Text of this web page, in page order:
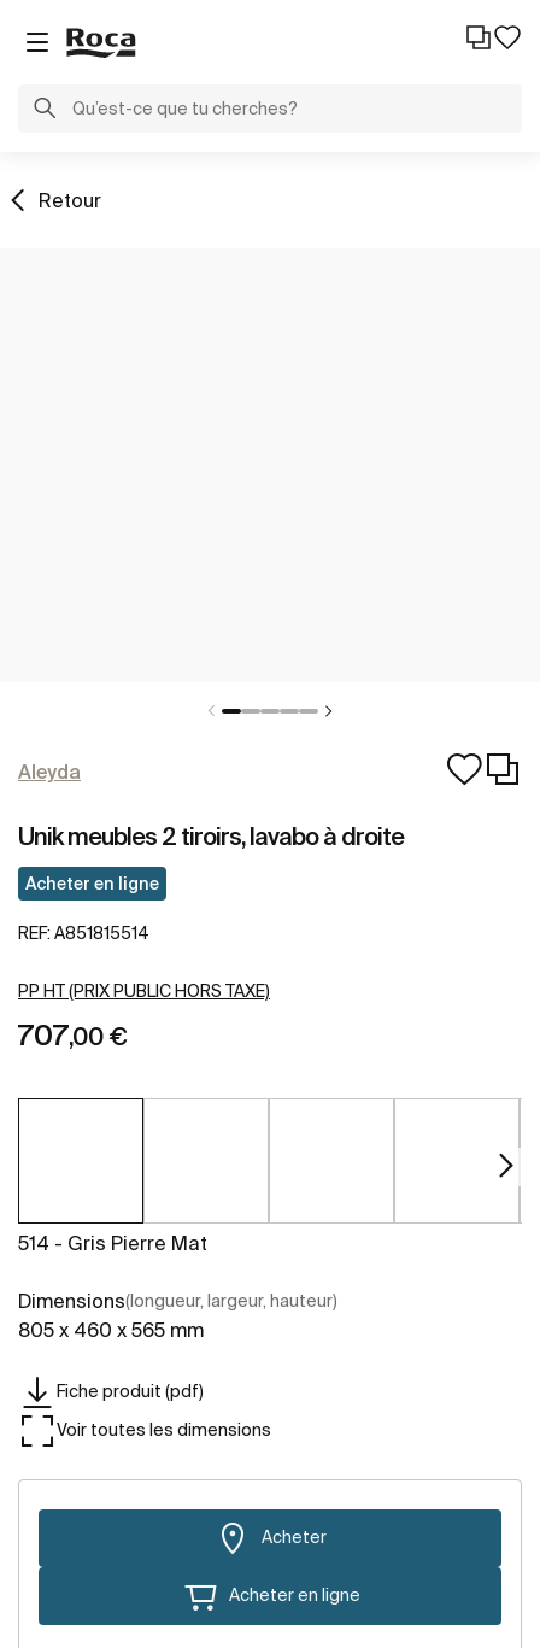
Retour
Aleyda
Unik meubles 2 tiroirs, lavabo à droite
Acheter en ligne
REF: A851815514
PP HT (PRIX PUBLIC HORS TAXE)
707,00 €
514 - Gris Pierre Mat
Dimensions(longueur, largeur, hauteur)
805 x 460 x 565 mm
Fiche produit (pdf)
Voir toutes les dimensions
Acheter
Acheter en ligne